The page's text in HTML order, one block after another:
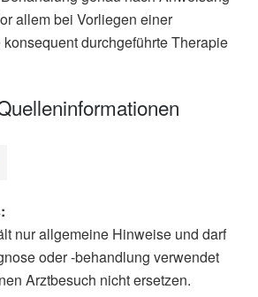
allem bei Vorliegen einer
durchgeführte Therapie
nur allgemeine Hinweise und darf
oder -behandlung verwendet
Arztbesuch nicht ersetzen.